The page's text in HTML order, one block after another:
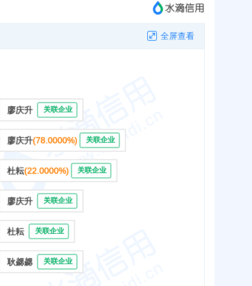
全屏查看
廖庆升 关联企业
廖庆升(78.0000%) 关联企业
杜耘(22.0000%) 关联企业
廖庆升 关联企业
杜耘 关联企业
耿勰勰 关联企业